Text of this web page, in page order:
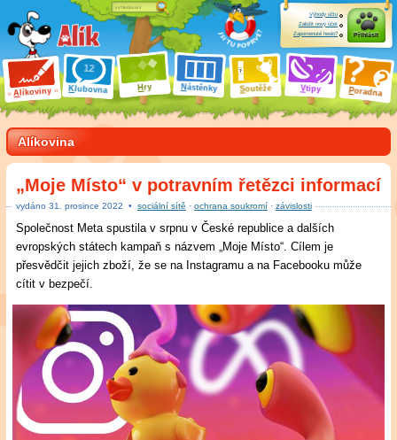
Alíkoviny Klubovna Hry Nástěnky Soutěže Vtipy Poradna
Výhody účtu
Založit nový účet
Zapomenuté heslo?
Přihlásit
Alíkovina
„Moje Místo“ v potravním řetězci informací
vydáno 31 prosince 2022 • sociální sítě · ochrana soukromí· závislosti
Společnost Meta spustila v srpnu v České republice a dalších
evropských státech kampaň s názvem „Moje Místo“. Cílem je
přesvědčit jejich zboží, že se na Instagramu a na Facebooku může
cítit v bezpečí.